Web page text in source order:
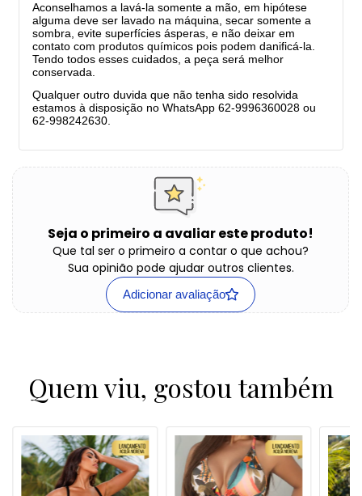
Aconselhamos a lavá-la somente a mão, em hipótese
alguma deve ser lavado na máquina, secar somente a
sombra, evite superfícies ásperas, e não deixar em
contato com produtos químicos pois podem danificá-la.
Tendo todos esses cuidados, a peça será melhor
conservada.
Qualquer outro duvida que não tenha sido resolvida
estamos à disposição no WhatsApp 62-9996360028 ou
62-998242630.
Seja o primeiro a avaliar este produto!
Que tal ser o primeiro a contar o que achou?
Sua opinião pode ajudar outros clientes.
Adicionar avaliação
Quem viu, gostou também